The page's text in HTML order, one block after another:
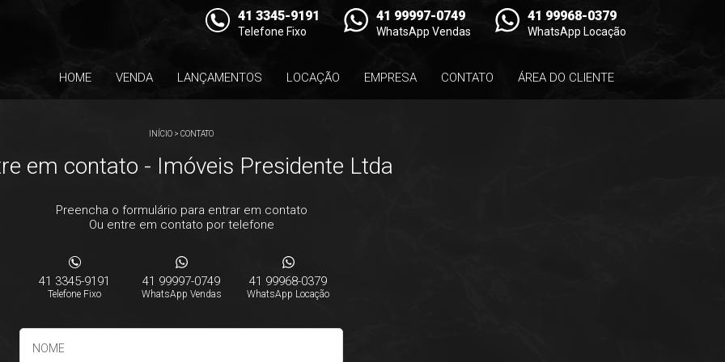
41 3345-9191
Telefone Fixo
41 99997-0749
WhatsApp Vendas
41 99968-0379
WhatsApp Locação
HOME VENDA LANÇAMENTOS LOCAÇÃO EMPRESA CONTATO ÁREA DO CLIENTE
INÍCIO > CONTATO
em contato - Imóveis Presidente Ltda
Preencha o formulário para entrar em contato
Ou entre em contato por telefone
41 3345-9191
Telefone Fixo
41 99997-0749
WhatsApp Vendas
41 99968-0379
WhatsApp Locação